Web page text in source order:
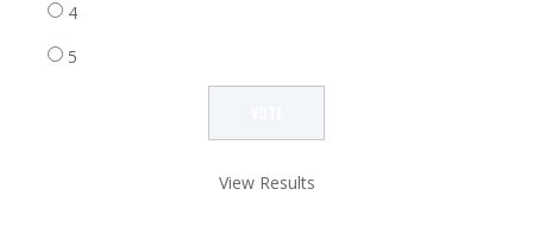
4
5
View Results